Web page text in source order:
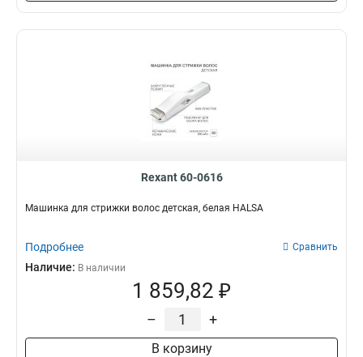
Rexant 60-0616
Машинка для стрижки волос детская, белая HALSA
Подробнее Сравнить
Наличие: В наличии
1 859,82 ₽
– +
В корзину